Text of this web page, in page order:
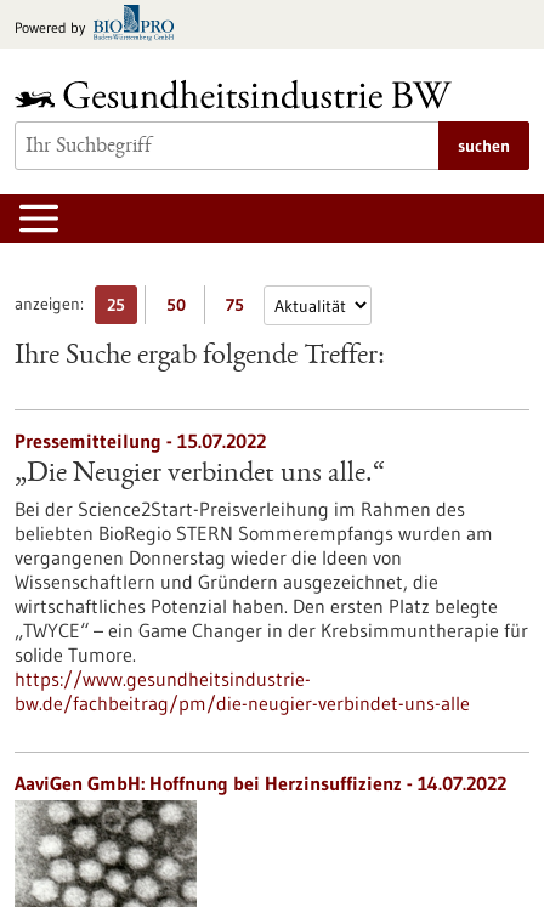
Inhalt
Powered by
suchen
anzeigen: 25 50 75
Ihre Suche ergab folgende Treffer:
Pressemitteilung - 15.07.2022
„Die Neugier verbindet uns alle.“
Bei der Science2Start-Preisverleihung im Rahmen des
beliebten BioRegio STERN Sommerempfangs wurden am
vergangenen Donnerstag wieder die Ideen von
Wissenschaftlern und Gründern ausgezeichnet, die
wirtschaftliches Potenzial haben. Den ersten Platz belegte
„TWYCE“ – ein Game Changer in der Krebsimmuntherapie für
solide Tumore.
https://www.gesundheitsindustrie-
bw.de/fachbeitrag/pm/die-neugier-verbindet-uns-alle
AaviGen GmbH: Hoffnung bei Herzinsuffizienz - 14.07.2022